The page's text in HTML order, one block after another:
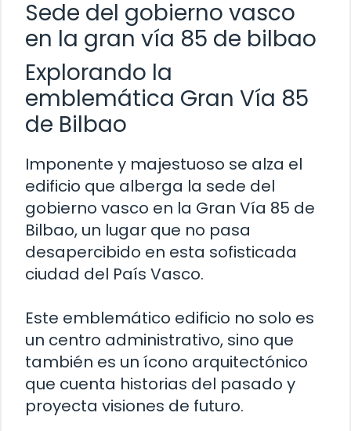
Sede del gobierno vasco
en la gran vía 85 de bilbao
Explorando la
emblemática Gran Vía 85
de Bilbao
Imponente y majestuoso se alza el
edificio que alberga la sede del
gobierno vasco en la Gran Vía 85 de
Bilbao, un lugar que no pasa
desapercibido en esta sofisticada
ciudad del País Vasco.
Este emblemático edificio no solo es
un centro administrativo, sino que
también es un ícono arquitectónico
que cuenta historias del pasado y
proyecta visiones de futuro.